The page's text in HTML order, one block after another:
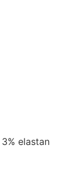
elastan